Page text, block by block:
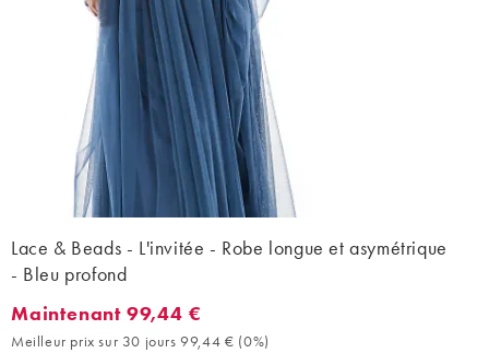
Lace & Beads - L'invitée - Robe longue et asymétrique
- Bleu profond
Maintenant 99,44 €. Meilleur prix sur 30 jours 99,44 € (0%).
Maintenant 99,44 €
Meilleur prix sur 30 jours 99,44 € (0%)